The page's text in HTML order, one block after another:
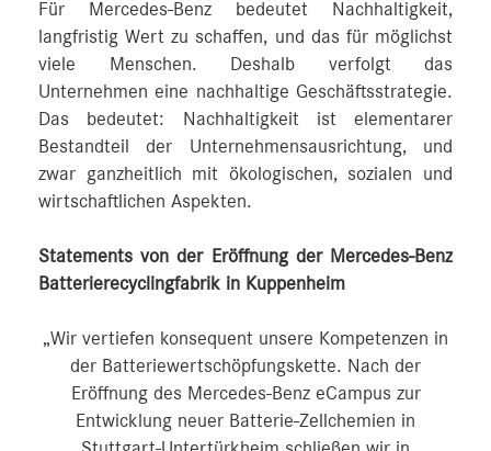
Für Mercedes-Benz bedeutet Nachhaltigkeit,
langfristig Wert zu schaffen, und das für möglichst
viele Menschen. Deshalb verfolgt das
Unternehmen eine nachhaltige Geschäftsstrategie.
Das bedeutet: Nachhaltigkeit ist elementarer
Bestandteil der Unternehmensausrichtung, und
zwar ganzheitlich mit ökologischen, sozialen und
wirtschaftlichen Aspekten.
Statements von der Eröffnung der Mercedes-Benz
Batterierecyclingfabrik in Kuppenheim
„Wir vertiefen konsequent unsere Kompetenzen in
der Batteriewertschöpfungskette. Nach der
Eröffnung des Mercedes-Benz eCampus zur
Entwicklung neuer Batterie-Zellchemien in